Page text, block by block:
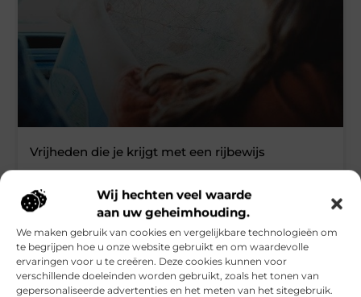
Wij hechten veel waarde
aan uw geheimhouding.
We maken gebruik van cookies en vergelijkbare technologieën om
te begrijpen hoe u onze website gebruikt en om waardevolle
ervaringen voor u te creëren. Deze cookies kunnen voor
verschillende doeleinden worden gebruikt, zoals het tonen van
gepersonaliseerde advertenties en het meten van het sitegebruik.
Vrijheden die je krijgt met een rijbewijs
spannend en groot moment in hun leven. Je krijgt door het
behalen van een rijbewijs namelijk veel meer vrijheid doordat
je mogelijkheden veel groter worden. Wij geven je dan ook in
deze blog drie tips die je kunt doen als je je rijbewijs pas
gehaald hebt. Hopelijk heb je iets aan deze drie tips en we
wensen je ook veel